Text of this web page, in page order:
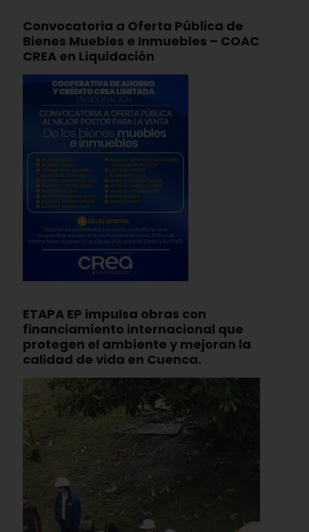
Convocatoria a Oferta Pública de
Bienes Muebles e Inmuebles – COAC
CREA en Liquidación
ETAPA EP impulsa obras con
financiamiento internacional que
protegen el ambiente y mejoran la
calidad de vida en Cuenca.